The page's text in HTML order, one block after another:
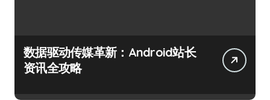
数据驱动传媒革新：Android站长
资讯全攻略